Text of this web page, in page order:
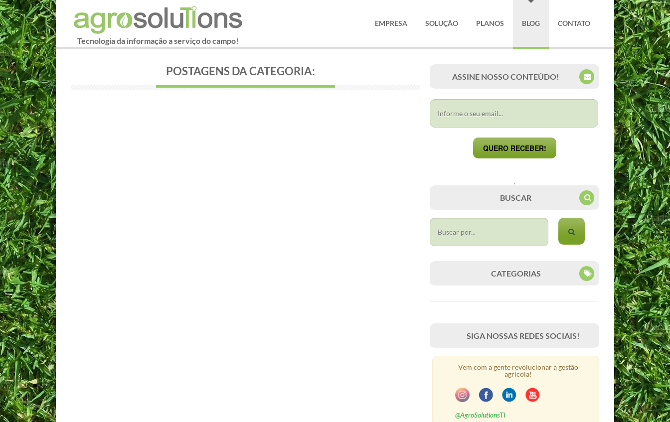
Tecnologia da informação a serviço do campo!
EMPRESA SOLUÇÃO PLANOS BLOG CONTATO
POSTAGENS DA CATEGORIA: ASSINE NOSSO CONTEÚDO!
QUERO RECEBER!
.
BUSCAR
CATEGORIAS
SIGA NOSSAS REDES SOCIAIS!
Vem com a gente revolucionar a gestão
agrícola!
@AgroSolutionsTI